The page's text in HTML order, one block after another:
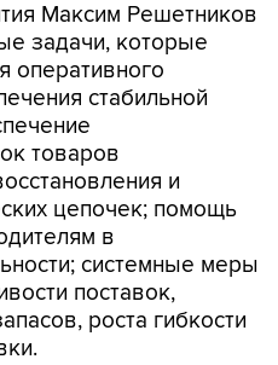
Максим Решетников
задачи, которые
оперативного
стабильной
товаров
и
цепочек; помощь
в
системные меры
поставок,
роста гибкости